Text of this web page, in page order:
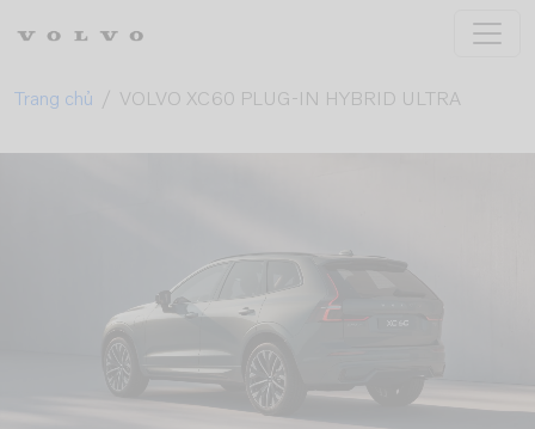
Trang chủ VOLVO XC60 PLUG-IN HYBRID ULTRA